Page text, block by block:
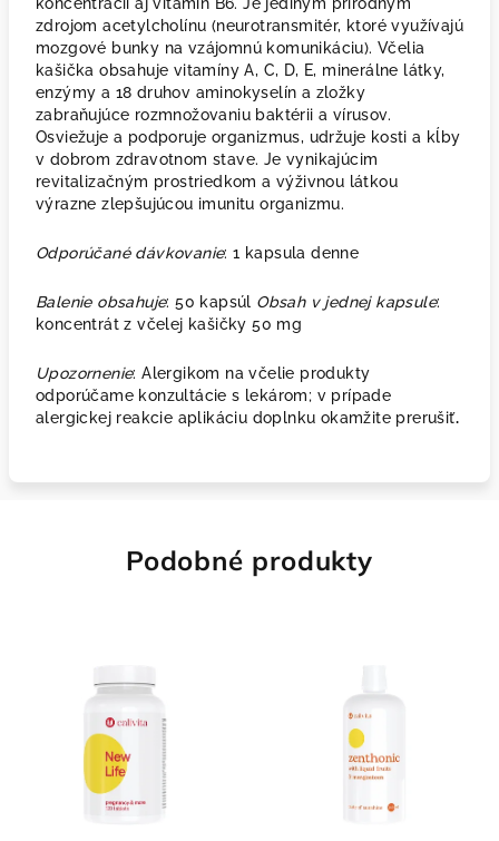
zdrojom acetylcholínu (neurotransmitér, ktoré využívajú
mozgové bunky na vzájomnú komunikáciu). Včelia
kašička obsahuje vitamíny A, C, D, E, minerálne látky,
enzýmy a 18 druhov aminokyselín a zložky
zabraňujúce rozmnožovaniu baktérii a vírusov.
Osviežuje a podporuje organizmus, udržuje kosti a kĺby
v dobrom zdravotnom stave. Je vynikajúcim
revitalizačným prostriedkom a výživnou látkou
výrazne zlepšujúcou imunitu organizmu.
Odporúčané dávkovanie: 1 kapsula denne
Balenie obsahuje: 50 kapsúl Obsah v jednej kapsule:
koncentrát z včelej kašičky 50 mg
Upozornenie: Alergikom na včelie produkty
odporúčame konzultácie s lekárom; v prípade
alergickej reakcie aplikáciu doplnku okamžite prerušiť.
Podobné produkty